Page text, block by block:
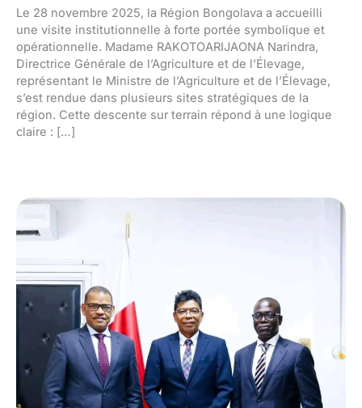
Le 28 novembre 2025, la Région Bongolava a accueilli
une visite institutionnelle à forte portée symbolique et
opérationnelle. Madame RAKOTOARIJAONA Narindra,
Directrice Générale de l’Agriculture et de l’Élevage,
représentant le Ministre de l’Agriculture et de l’Élevage,
s’est rendue dans plusieurs sites stratégiques de la
région. Cette descente sur terrain répond à une logique
claire : […]